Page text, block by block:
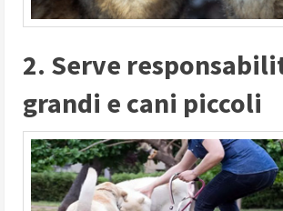
2. Serve
grandi e cani piccoli